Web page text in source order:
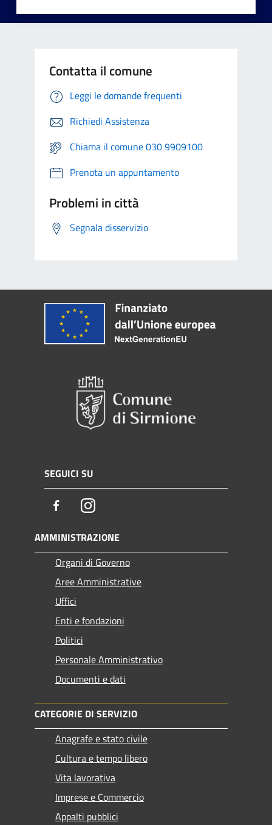
Contatta il comune
Leggi le domande frequenti
Richiedi Assistenza
Chiama il comune 030 9909100
Prenota un appuntamento
Problemi in città
Segnala disservizio
SEGUICI SU
FacebookInstagram
AMMINISTRAZIONE
Organi di Governo
Aree Amministrative
Uffici
Enti e fondazioni
Politici
Personale Amministrativo
Documenti e dati
CATEGORIE DI SERVIZIO
Anagrafe e stato civile
Cultura e tempo libero
Vita lavorativa
Imprese e Commercio
Appalti pubblici